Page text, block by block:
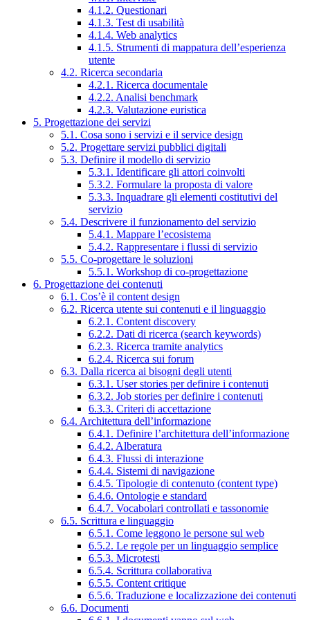
4.1.2. Questionari
4.1.3. Test di usabilità
4.1.4. Web analytics
4.1.5. Strumenti di mappatura dell’esperienza
utente
4.2. Ricerca secondaria
4.2.1. Ricerca documentale
4.2.2. Analisi benchmark
4.2.3. Valutazione euristica
5. Progettazione dei servizi
5.1. Cosa sono i servizi e il service design
5.2. Progettare servizi pubblici digitali
5.3. Definire il modello di servizio
5.3.1. Identificare gli attori coinvolti
5.3.2. Formulare la proposta di valore
5.3.3. Inquadrare gli elementi costitutivi del
servizio
5.4. Descrivere il funzionamento del servizio
5.4.1. Mappare l’ecosistema
5.4.2. Rappresentare i flussi di servizio
5.5. Co-progettare le soluzioni
5.5.1. Workshop di co-progettazione
6. Progettazione dei contenuti
6.1. Cos’è il content design
6.2. Ricerca utente sui contenuti e il linguaggio
6.2.1. Content discovery
6.2.2. Dati di ricerca (search keywords)
6.2.3. Ricerca tramite analytics
6.2.4. Ricerca sui forum
6.3. Dalla ricerca ai bisogni degli utenti
6.3.1. User stories per definire i contenuti
6.3.2. Job stories per definire i contenuti
6.3.3. Criteri di accettazione
6.4. Architettura dell’informazione
6.4.1. Definire l’architettura dell’informazione
6.4.2. Alberatura
6.4.3. Flussi di interazione
6.4.4. Sistemi di navigazione
6.4.5. Tipologie di contenuto (content type)
6.4.6. Ontologie e standard
6.4.7. Vocabolari controllati e tassonomie
6.5. Scrittura e linguaggio
6.5.1. Come leggono le persone sul web
6.5.2. Le regole per un linguaggio semplice
6.5.3. Microtesti
6.5.4. Scrittura collaborativa
6.5.5. Content critique
6.5.6. Traduzione e localizzazione dei contenuti
6.6. Documenti